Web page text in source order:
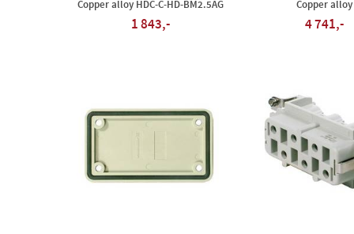
Copper alloy HDC-C-HD-BM2.5AG
1 843,-
Copper alloy
4 741,-